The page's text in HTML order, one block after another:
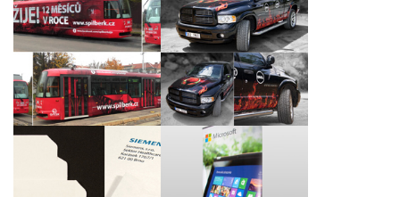
Křest tramvaje
ŠPILBERK ŽIJE! podle
našeho grafického
návrhu
Reklamní celoplošný
polep vozu Dodge Ram
1500 pro DELL
Computer, spol. s r.o. a
Intel Czech Tradings,
Inc.
Kartonové obálky CD
Prezenční systém roll